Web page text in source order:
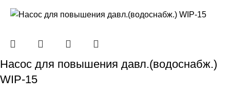
Насос для повышения давл.(водоснабж.)
WIP-15